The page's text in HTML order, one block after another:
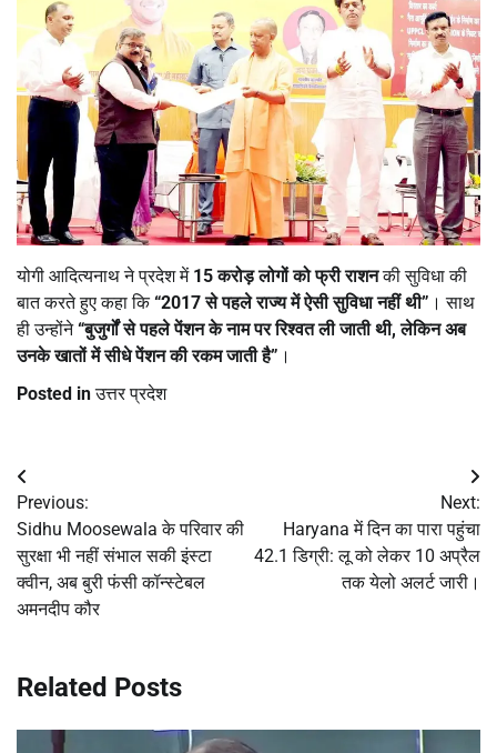
योगी आदित्यनाथ ने प्रदेश में 15 करोड़ लोगों को फ्री राशनकी सुविधा की
बात करते हुए कहा कि“2017 से पहले राज्य में ऐसी सुविधा नहीं थी” । साथ
ही उन्होंने“बुजुर्गों से पहले पेंशन के नाम पर रिश्वत ली जाती थी, लेकिन अब
उनके खातों में सीधे पेंशन की रकम जाती है” ।
Posted inउत्तर प्रदेश
Post
navigation
Previous:
Sidhu Moosewala के परिवार की
सुरक्षा भी नहीं संभाल सकी इंस्टा
क्वीन, अब बुरी फंसी कॉन्स्टेबल
अमनदीप कौर
Next:
Haryana में दिन का पारा पहुंचा
42.1 डिग्री: लू को लेकर 10 अप्रैल
तक येलो अलर्ट जारी।
Related Posts